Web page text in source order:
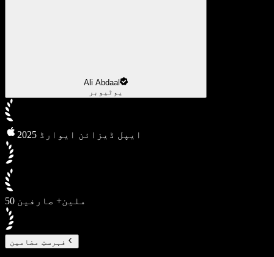
Ali Abdaal
یوٹیوبر
2025 ایپل ڈیزائن ایوارڈ
50 ملین+ صارفین
فہرستِ مضامین